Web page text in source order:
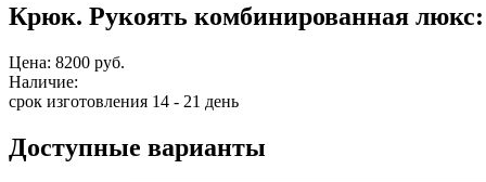
Крюк. Рукоять комбинированная люкс:
Цена: 8200 руб.
Наличие:
срок изготовления 14 - 21 день
Доступные варианты